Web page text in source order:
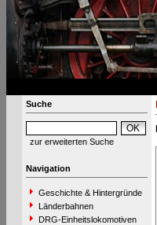
Suche
zur erweiterten Suche
Navigation
Geschichte & Hintergründe
Länderbahnen
DRG-Einheitslokomotiven